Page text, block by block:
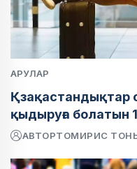
АРУЛАР
Қзақастандықтар
қыдыруға болатын
АВТОРТОМИРИС